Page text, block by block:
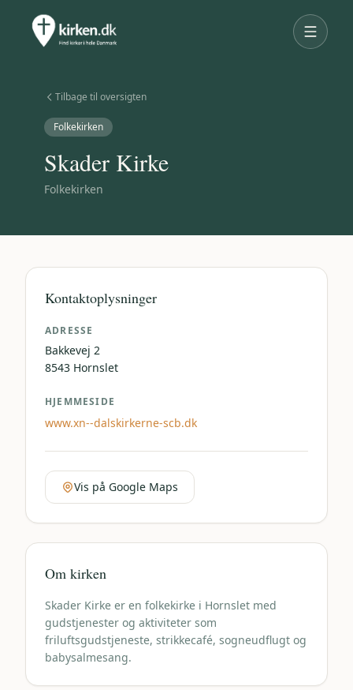
Tilbage til oversigten
Folkekirken
Skader Kirke
Folkekirken
Kontaktoplysninger
ADRESSE
Bakkevej 2
8543 Hornslet
HJEMMESIDE
www.xn--dalskirkerne-scb.dk
Vis på Google Maps
Om kirken
Skader Kirke er en folkekirke i Hornslet med
gudstjenester og aktiviteter som
friluftsgudstjeneste, strikkecafé, sogneudflugt og
babysalmesang.